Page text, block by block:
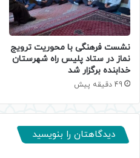
نشست فرهنگی با محوریت ترویج
نماز در ستاد پلیس راه شهرستان
خدابنده برگزار شد
49 دقیقه پیش
دیدگاهتان را بنویسید